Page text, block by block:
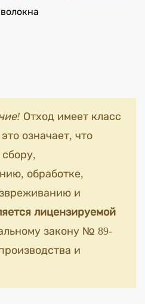
Отход имеет класс
означает, что
обработке,
и
лицензируемой
закону № 89-
и